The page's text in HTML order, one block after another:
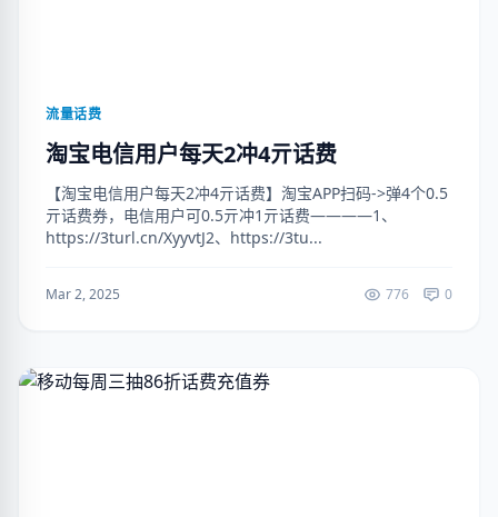
流量话费
淘宝电信用户每天2冲4亓话费
【淘宝电信用户每天2冲4亓话费】淘宝APP扫码->弹4个0.5
亓话费券，电信用户可0.5亓冲1亓话费————1、
https://3turl.cn/XyyvtJ2、https://3tu...
Mar 2, 2025 776 0